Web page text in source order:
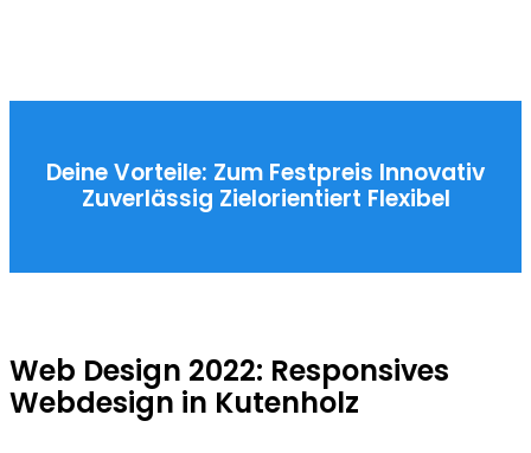
Deine Vorteile: Zum Festpreis Innovativ
Zuverlässig Zielorientiert Flexibel
Web Design 2022: Responsives
Webdesign in Kutenholz